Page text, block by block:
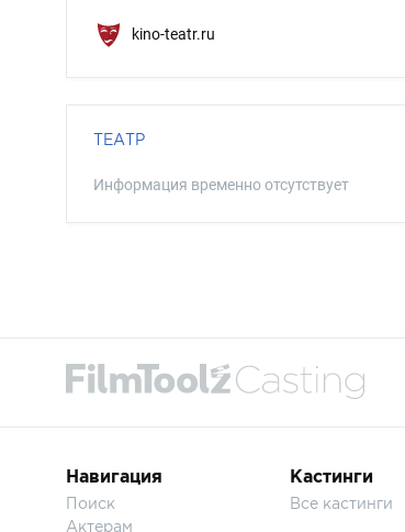
kino-teatr.ru
ТЕАТР
Информация временно отсутствует
Навигация
Поиск
Актерам
Кастинги
Все кастинги